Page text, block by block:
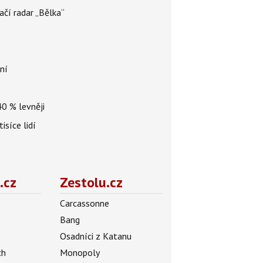
radar „Bělka“
% levněji
lidí
Zestolu.cz
Carcassonne
Bang
Osadníci z Katanu
Monopoly